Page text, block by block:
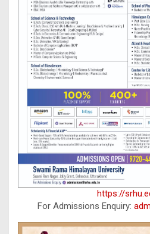
https://
For Admissions Enquiry: